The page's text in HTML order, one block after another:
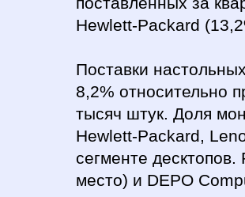
Hewlett-Packard
Поставки
8,2% относительно
тысяч штук. Доля
Hewlett-Packard,
сегменте
место) и DEPO